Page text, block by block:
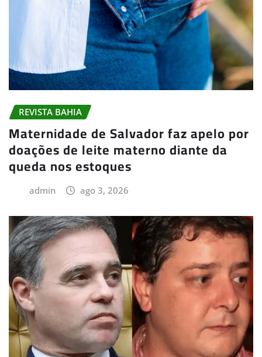
REVISTA BAHIA
Maternidade de Salvador faz apelo por
doações de leite materno diante da
queda nos estoques
admin ago 3, 2026